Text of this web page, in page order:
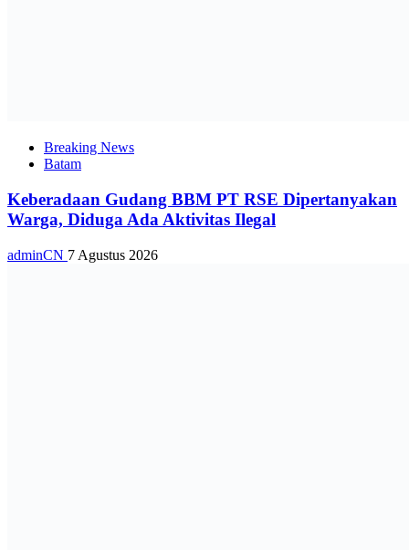
Breaking News
Batam
Keberadaan Gudang BBM PT RSE Dipertanyakan
Warga, Diduga Ada Aktivitas Ilegal
adminCN 7 Agustus 2026